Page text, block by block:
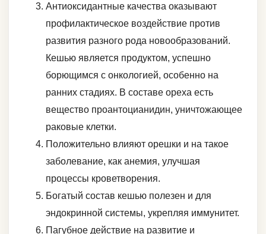
Антиоксидантные качества оказывают
профилактическое воздействие против
развития разного рода новообразований.
Кешью является продуктом, успешно
борющимся с онкологией, особенно на
ранних стадиях. В составе ореха есть
вещество проантоцианидин, уничтожающее
раковые клетки.
Положительно влияют орешки и на такое
заболевание, как анемия, улучшая
процессы кроветворения.
Богатый состав кешью полезен и для
эндокринной системы, укрепляя иммунитет.
Пагубное действие на развитие и